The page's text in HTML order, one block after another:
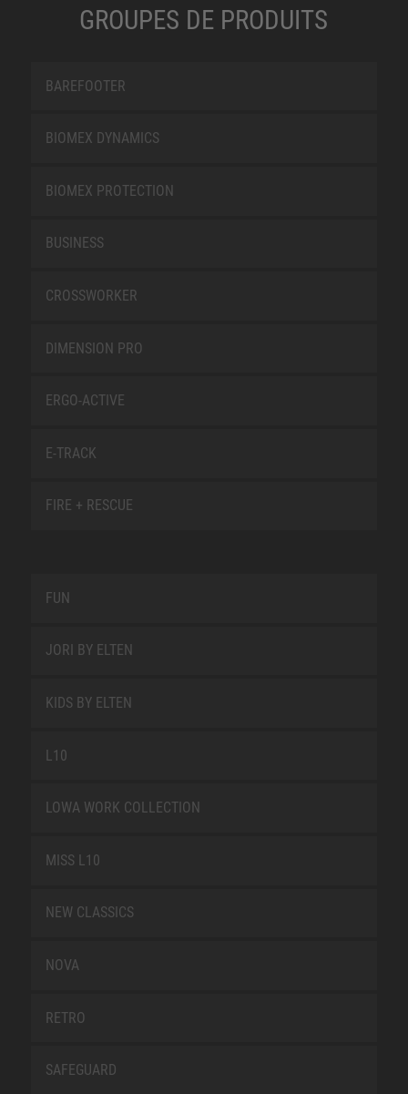
GROUPES DE PRODUITS
BAREFOOTER
BIOMEX DYNAMICS
BIOMEX PROTECTION
BUSINESS
CROSSWORKER
DIMENSION PRO
ERGO-ACTIVE
E-TRACK
FIRE + RESCUE
FUN
JORI BY ELTEN
KIDS BY ELTEN
L10
LOWA WORK COLLECTION
MISS L10
NEW CLASSICS
NOVA
RETRO
SAFEGUARD